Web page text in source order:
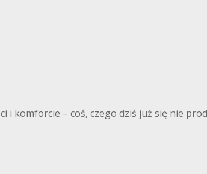
i komforcie – coś, czego dziś już się nie